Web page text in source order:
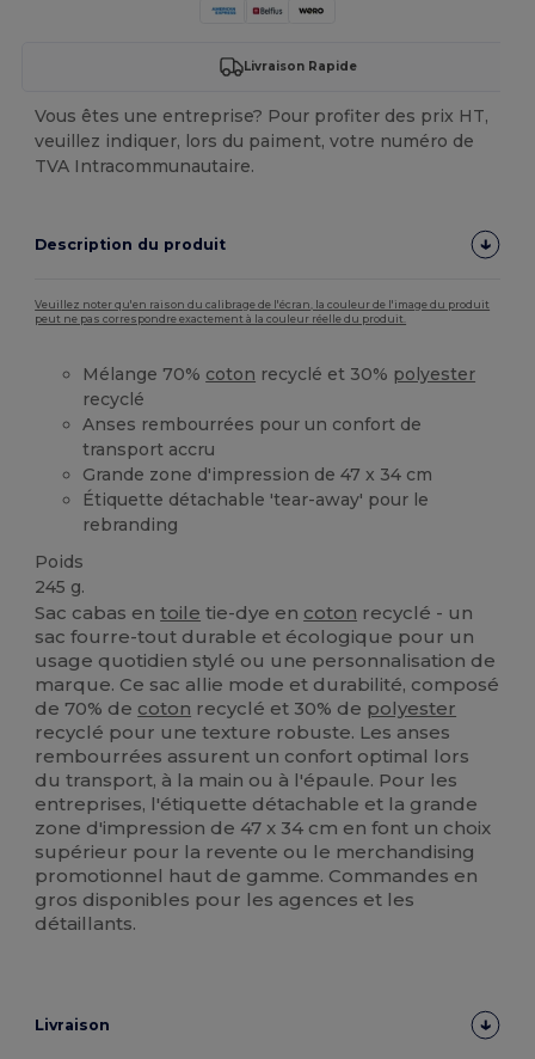
Livraison Rapide
Vous êtes une entreprise? Pour profiter des prix HT,
veuillez indiquer, lors du paiment, votre numéro de
TVA Intracommunautaire.
Description du produit
Veuillez noter qu'en raison du calibrage de l'écran, la couleur de l'image du produit
peut ne pas correspondre exactement à la couleur réelle du produit.
Mélange 70% coton recyclé et 30% polyester
recyclé
Anses rembourrées pour un confort de
transport accru
Grande zone d'impression de 47 x 34 cm
Étiquette détachable 'tear-away' pour le
rebranding
Poids
245 g.
Sac cabas entoile tie-dye en coton recyclé - un
sac fourre-tout durable et écologique pour un
usage quotidien stylé ou une personnalisation de
marque. Ce sac allie mode et durabilité, composé
de 70% de coton recyclé et 30% de polyester
recyclé pour une texture robuste. Les anses
rembourrées assurent un confort optimal lors
du transport, à la main ou à l'épaule. Pour les
entreprises, l'étiquette détachable et la grande
zone d'impression de 47 x 34 cm en font un choix
supérieur pour la revente ou le merchandising
promotionnel haut de gamme. Commandes en
gros disponibles pour les agences et les
détaillants.
Livraison